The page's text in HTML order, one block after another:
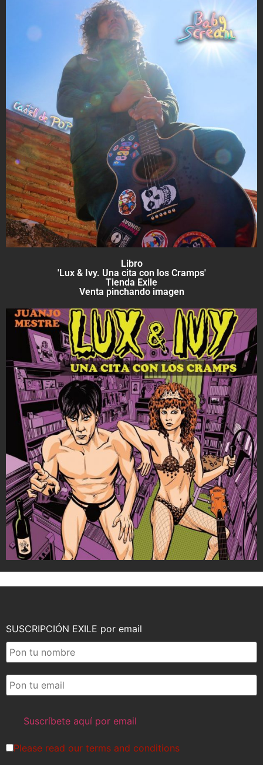
Libro
'Lux & Ivy. Una cita con los Cramps'
Tienda Exile
Venta pinchando imagen
SUSCRIPCIÓN EXILE por email
Please read our terms and conditions